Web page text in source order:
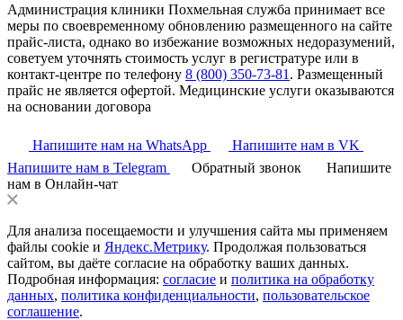
Администрация клиники Похмельная служба принимает все
меры по своевременному обновлению размещенного на сайте
прайс-листа, однако во избежание возможных недоразумений,
советуем уточнять стоимость услуг в регистратуре или в
контакт-центре по телефону 8 (800) 350-73-81 . Размещенный
прайс не является офертой. Медицинские услуги оказываются
на основании договора
Напишите нам на WhatsApp
Напишите нам в VK
Напишите нам в Telegram
Обратный звонок
Напишите
нам в Онлайн-чат
Для анализа посещаемости и улучшения сайта мы применяем
файлы cookie и Яндекс.Метрику. Продолжая пользоваться
сайтом, вы даёте согласие на обработку ваших данных.
Подробная информация: согласие и политика на обработку
данных, политика конфиденциальности, пользовательское
соглашение.